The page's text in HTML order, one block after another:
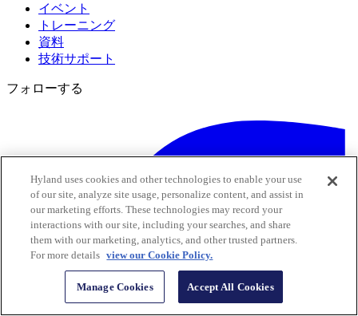
イベント
トレーニング
資料
技術サポート
フォローする
Hyland uses cookies and other technologies to enable your use
of our site, analyze site usage, personalize content, and assist in
our marketing efforts. These technologies may record your
interactions with our site, including your searches, and share
them with our marketing, analytics, and other trusted partners.
For more details view our Cookie Policy.
Manage Cookies Accept All Cookies